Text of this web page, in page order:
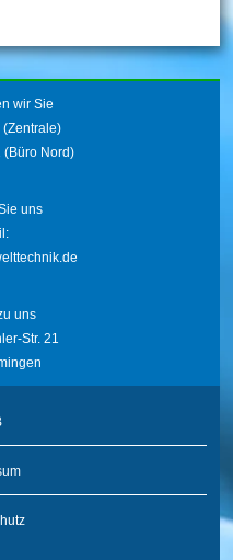
wir Sie
(Zentrale)
(Büro Nord)
uns
uns
Str. 21